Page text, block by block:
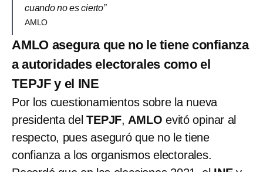
cuando no es cierto”
AMLO
AMLO asegura que no le tiene confianza
a autoridades electorales como el
TEPJF y el INE
Por los cuestionamientos sobre la nueva
presidenta delTEPJF,AMLOevitó opinar al
respecto, pues aseguró que no le tiene
confianza a los organismos electorales.